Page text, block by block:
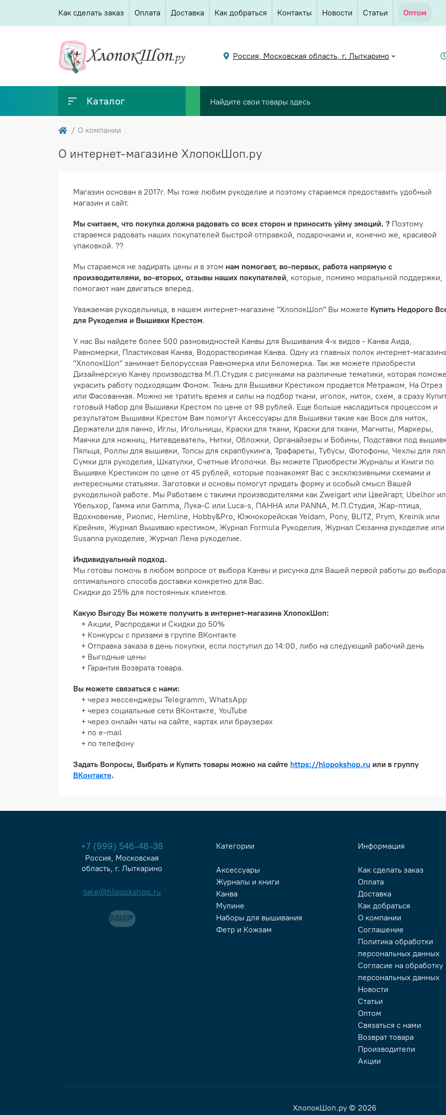
Как сделать заказ Оплата Доставка Как добраться Контакты Новости Статьи Оптом
Россия, Московская область, г. Лыткарино
Каталог
О компании
О интернет-магазине ХлопокШоп.ру
Магазин основан в 2017г. Мы тоже любим рукоделие и поэтому стараемся предоставить удобный
магазин и сайт.
Мы считаем, что покупка должна радовать со всех сторон и приносить уйму эмоций. ? Поэтому
стараемся радовать наших покупателей быстрой отправкой, подарочками и, конечно же, красивой
упаковкой. ??
Мы стараемся не задирать цены и в этом нам помогает, во-первых, работа напрямую с
производителями, во-вторых, отзывы наших покупателей, которые, помимо моральной поддержки,
помогают нам двигаться вперед.
Уважаемая рукодельница, в нашем интернет-магазине "ХлопокШоп" Вы можете Купить Недорого
для Рукоделия и Вышивки Крестом.
У нас Вы найдете более 500 разновидностей Канвы для Вышивания 4-х видов - Канва Аида,
Равномерки, Пластиковая Канва, Водорастворимая Канва. Одну из главных полок интернет-
"ХлопокШоп" занимает Белорусская Равномерка или Беломерка. Так же можете приобрести
Дизайнерскую Канву производства М.П.Студия с рисунками на различные тематики, которая
украсить работу подходящим Фоном. Ткань для Вышивки Крестиком продается Метражом, На Отрез
или Фасованная. Можно не тратить время и силы на подбор ткани, иголок, ниток, схем, а сразу
готовый Набор для Вышивки Крестом по цене от 98 рублей. Еще больше насладиться процессом и
результатом Вышивки Крестом Вам помогут Аксессуары для Вышивки такие как Воск для ниток,
Держатели для панно, Иглы, Игольницы, Краски для ткани, Краски для ткани, Магниты, Маркеры,
Маячки для ножниц, Нитевдеватель, Нитки, Обложки, Органайзеры и Бобины, Подставки под
Пяльца, Роллы для вышивки, Топсы для скрапбукинга, Трафареты, Тубусы, Фотофоны, Чехлы для
Сумки для рукоделия, Шкатулки, Счетные Иголочки. Вы можете Приобрести Журналы и Книги по
Вышивке Крестиком по цене от 45 рублей, которые познакомят Вас с эксклюзивными схемами и
интересными статьями. Заготовки и основы помогут придать форму и особый смысл Вашей
рукодельной работе. Мы Работаем с такими производителями как Zweigart или Цвейгарт, Ubelhor
Убельхор, Гамма или Gamma, Лука-С или Luca-s, ПАННА или PANNA, М.П.Студия, Жар-птица,
Вдохновение, Риолис, Hemline, Hobby&Pro, Южнокорейская Yeidam, Pony, BLITZ, Prym, Kreinik или
Крейник, Журнал Вышиваю крестиком, Журнал Formula Рукоделия, Журнал Сюзанна рукоделие или
Susanna рукоделие, Журнал Лена рукоделие.
Индивидуальный подход.
Мы готовы помочь в любом вопросе от выбора Канвы и рисунка для Вашей первой работы до выбора
оптимального способа доставки конкретно для Вас.
Скидки до 25% для постоянных клиентов.
Какую Выгоду Вы можете получить в интернет-магазина ХлопокШоп:
+ Акции, Распродажи и Скидки до 50%
+ Конкурсы с призами в группе ВКонтакте
+ Отправка заказа в день покупки, если поступил до 14:00, либо на следующий рабочий день
+ Выгодные цены
+ Гарантия Возврата товара.
Вы можете связаться с нами:
+ через мессенджеры Telegramm, WhatsApp
+ через социальные сети ВКонтакте, YouTube
+ через онлайн чаты на сайте, картах или браузерах
+ по e-mail
+ по телефону
Задать Вопросы, Выбрать и Купить товары можно на сайте https://hlopokshop.ru или в группу
ВКонтакте.
+7 (999) 546-48-38
Россия, Московская
область, г. Лыткарино
sale@hlopokshop.ru
Категории
Аксессуары
Журналы и книги
Канва
Мулине
Наборы для вышивания
Фетр и Кожзам
Информация
Как сделать заказ
Оплата
Доставка
Как добраться
О компании
Соглашение
Политика обработки
персональных данных
Согласие на обработку
персональных данных
Новости
Статьи
Оптом
Связаться с нами
Возврат товара
Производители
Акции
ХлопокШоп.ру © 2026